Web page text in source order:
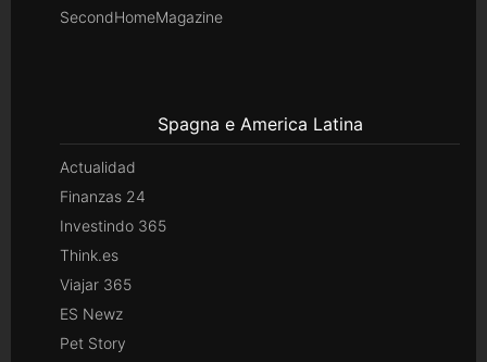
SecondHomeMagazine
Spagna e America Latina
Actualidad
Finanzas 24
Investindo 365
Think.es
Viajar 365
ES Newz
Pet Story